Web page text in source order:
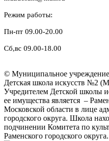
Режим работы:
Пн-пт 09.00-20.00
Сб,вс 09.00-18.00
© Муниципальное учреждение
Детская школа искусств №2
Учредителем Детской школы
ее имущества является –
Московской области в лице
городского округа. Школа
подчинении Комитета по
Раменского городского округа.